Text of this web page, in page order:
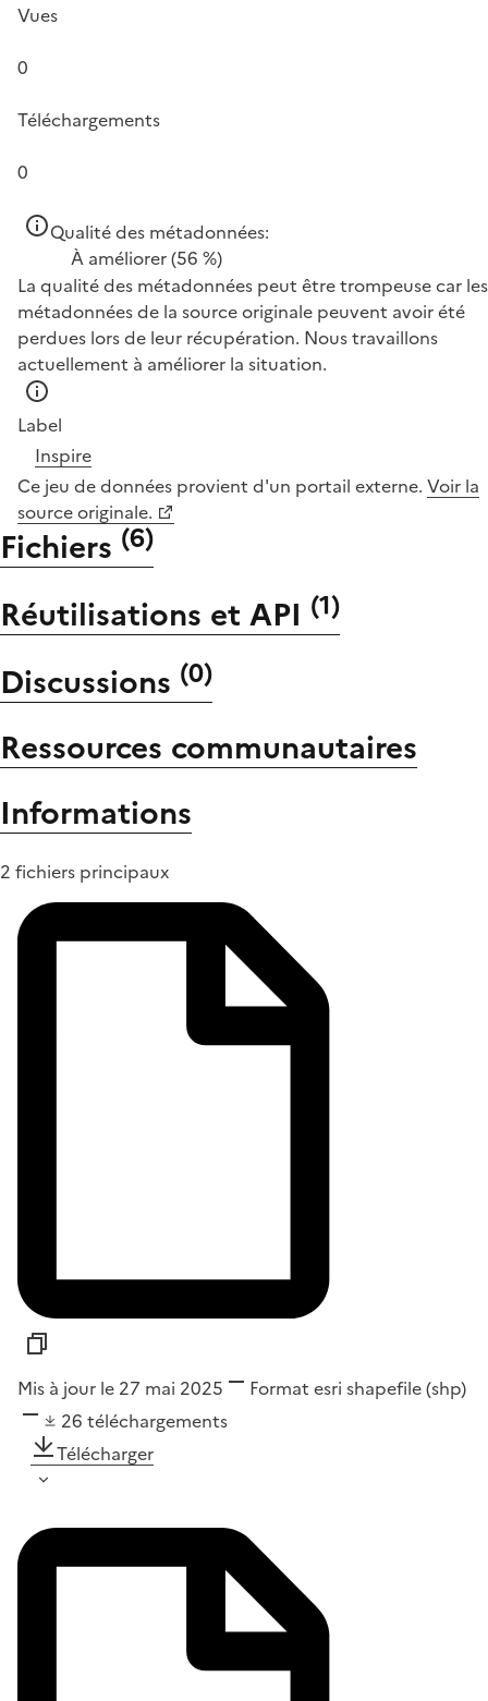
Vues
0
Téléchargements
0
Qualité des métadonnées:
À améliorer(56 %)
La qualité des métadonnées peut être trompeuse car les
métadonnées de la source originale peuvent avoir été
perdues lors de leur récupération. Nous travaillons
actuellement à améliorer la situation.
Label
Inspire
Ce jeu de données provient d'un portail externe. Voir la
source originale.
Fichiers (6)
Réutilisations et API (1)
Discussions (0)
Ressources communautaires
Informations
2 fichiers principaux
Mis à jour le 27 mai 2025 Format esri shapefile (shp)
26 téléchargements
Télécharger